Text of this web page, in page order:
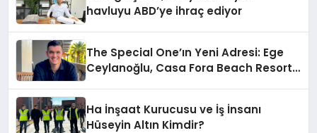
havluyu ABD’ye ihraç ediyor
The Special One’ın Yeni Adresi: Ege
Ceylanoğlu, Casa Fora Beach Resort
Ha İnşaat Kurucusu ve İş İnsanı
Hüseyin Altın Kimdir?